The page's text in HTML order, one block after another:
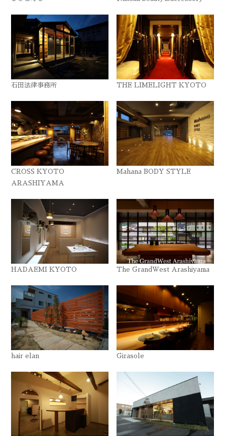
石田法律事務所 THE LIMELIGHT KYOTO
CROSS KYOTO
ARASHIYAMA
Mahana BODY STYLE
HADAEMI KYOTO The GrandWest Arashiyama
hair elan Girasole